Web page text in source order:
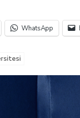
WhatsApp